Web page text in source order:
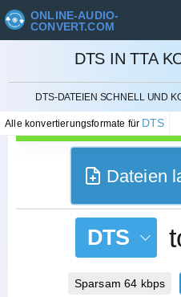
ONLINE-AUDIO-
CONVERT.COM
DTS IN TTA
DTS-DATEIEN SCHNELL UND
Alle konvertierungsformate für DTS
Dateien
DTS
Sparsam 64 kbps